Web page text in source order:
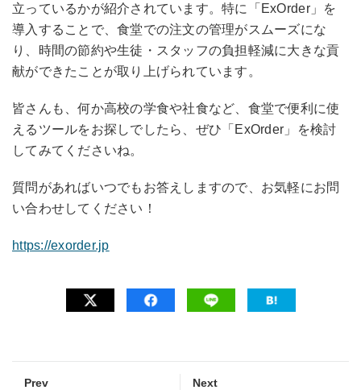
立っているかが紹介されています。特に「ExOrder」を
導入することで、食堂での注文の管理がスムーズにな
り、時間の節約や生徒・スタッフの負担軽減に大きな貢
献ができたことが取り上げられています。
皆さんも、何か高校の学食や社食など、食堂で便利に使
えるツールをお探しでしたら、ぜひ「ExOrder」を検討
してみてくださいね。
質問があればいつでもお答えしますので、お気軽にお問
い合わせしてください！
https://exorder.jp
Prev Next